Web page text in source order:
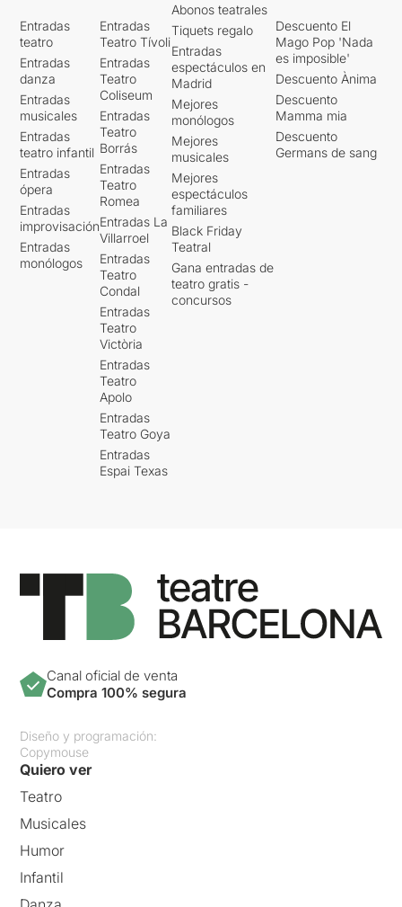
Entradas
teatro
Entradas
danza
Entradas
musicales
Entradas
teatro infantil
Entradas
ópera
Entradas
improvisación
Entradas
monólogos
Entradas
Teatro Tívoli
Entradas
Teatro
Coliseum
Entradas
Teatro
Borrás
Entradas
Teatro
Romea
Entradas La
Villarroel
Entradas
Teatro
Condal
Entradas
Teatro
Victòria
Entradas
Teatro
Apolo
Entradas
Teatro Goya
Entradas
Espai Texas
Abonos teatrales
Tiquets regalo
Entradas
espectáculos en
Madrid
Mejores
monólogos
Mejores
musicales
Mejores
espectáculos
familiares
Black Friday
Teatral
Gana entradas de
teatro gratis -
concursos
Descuento El
Mago Pop 'Nada
es imposible'
Descuento Ànima
Descuento
Mamma mia
Descuento
Germans de sang
Canal oficial de venta
Compra 100% segura
Diseño y programación:
Copymouse
Quiero ver
Teatro
Musicales
Humor
Infantil